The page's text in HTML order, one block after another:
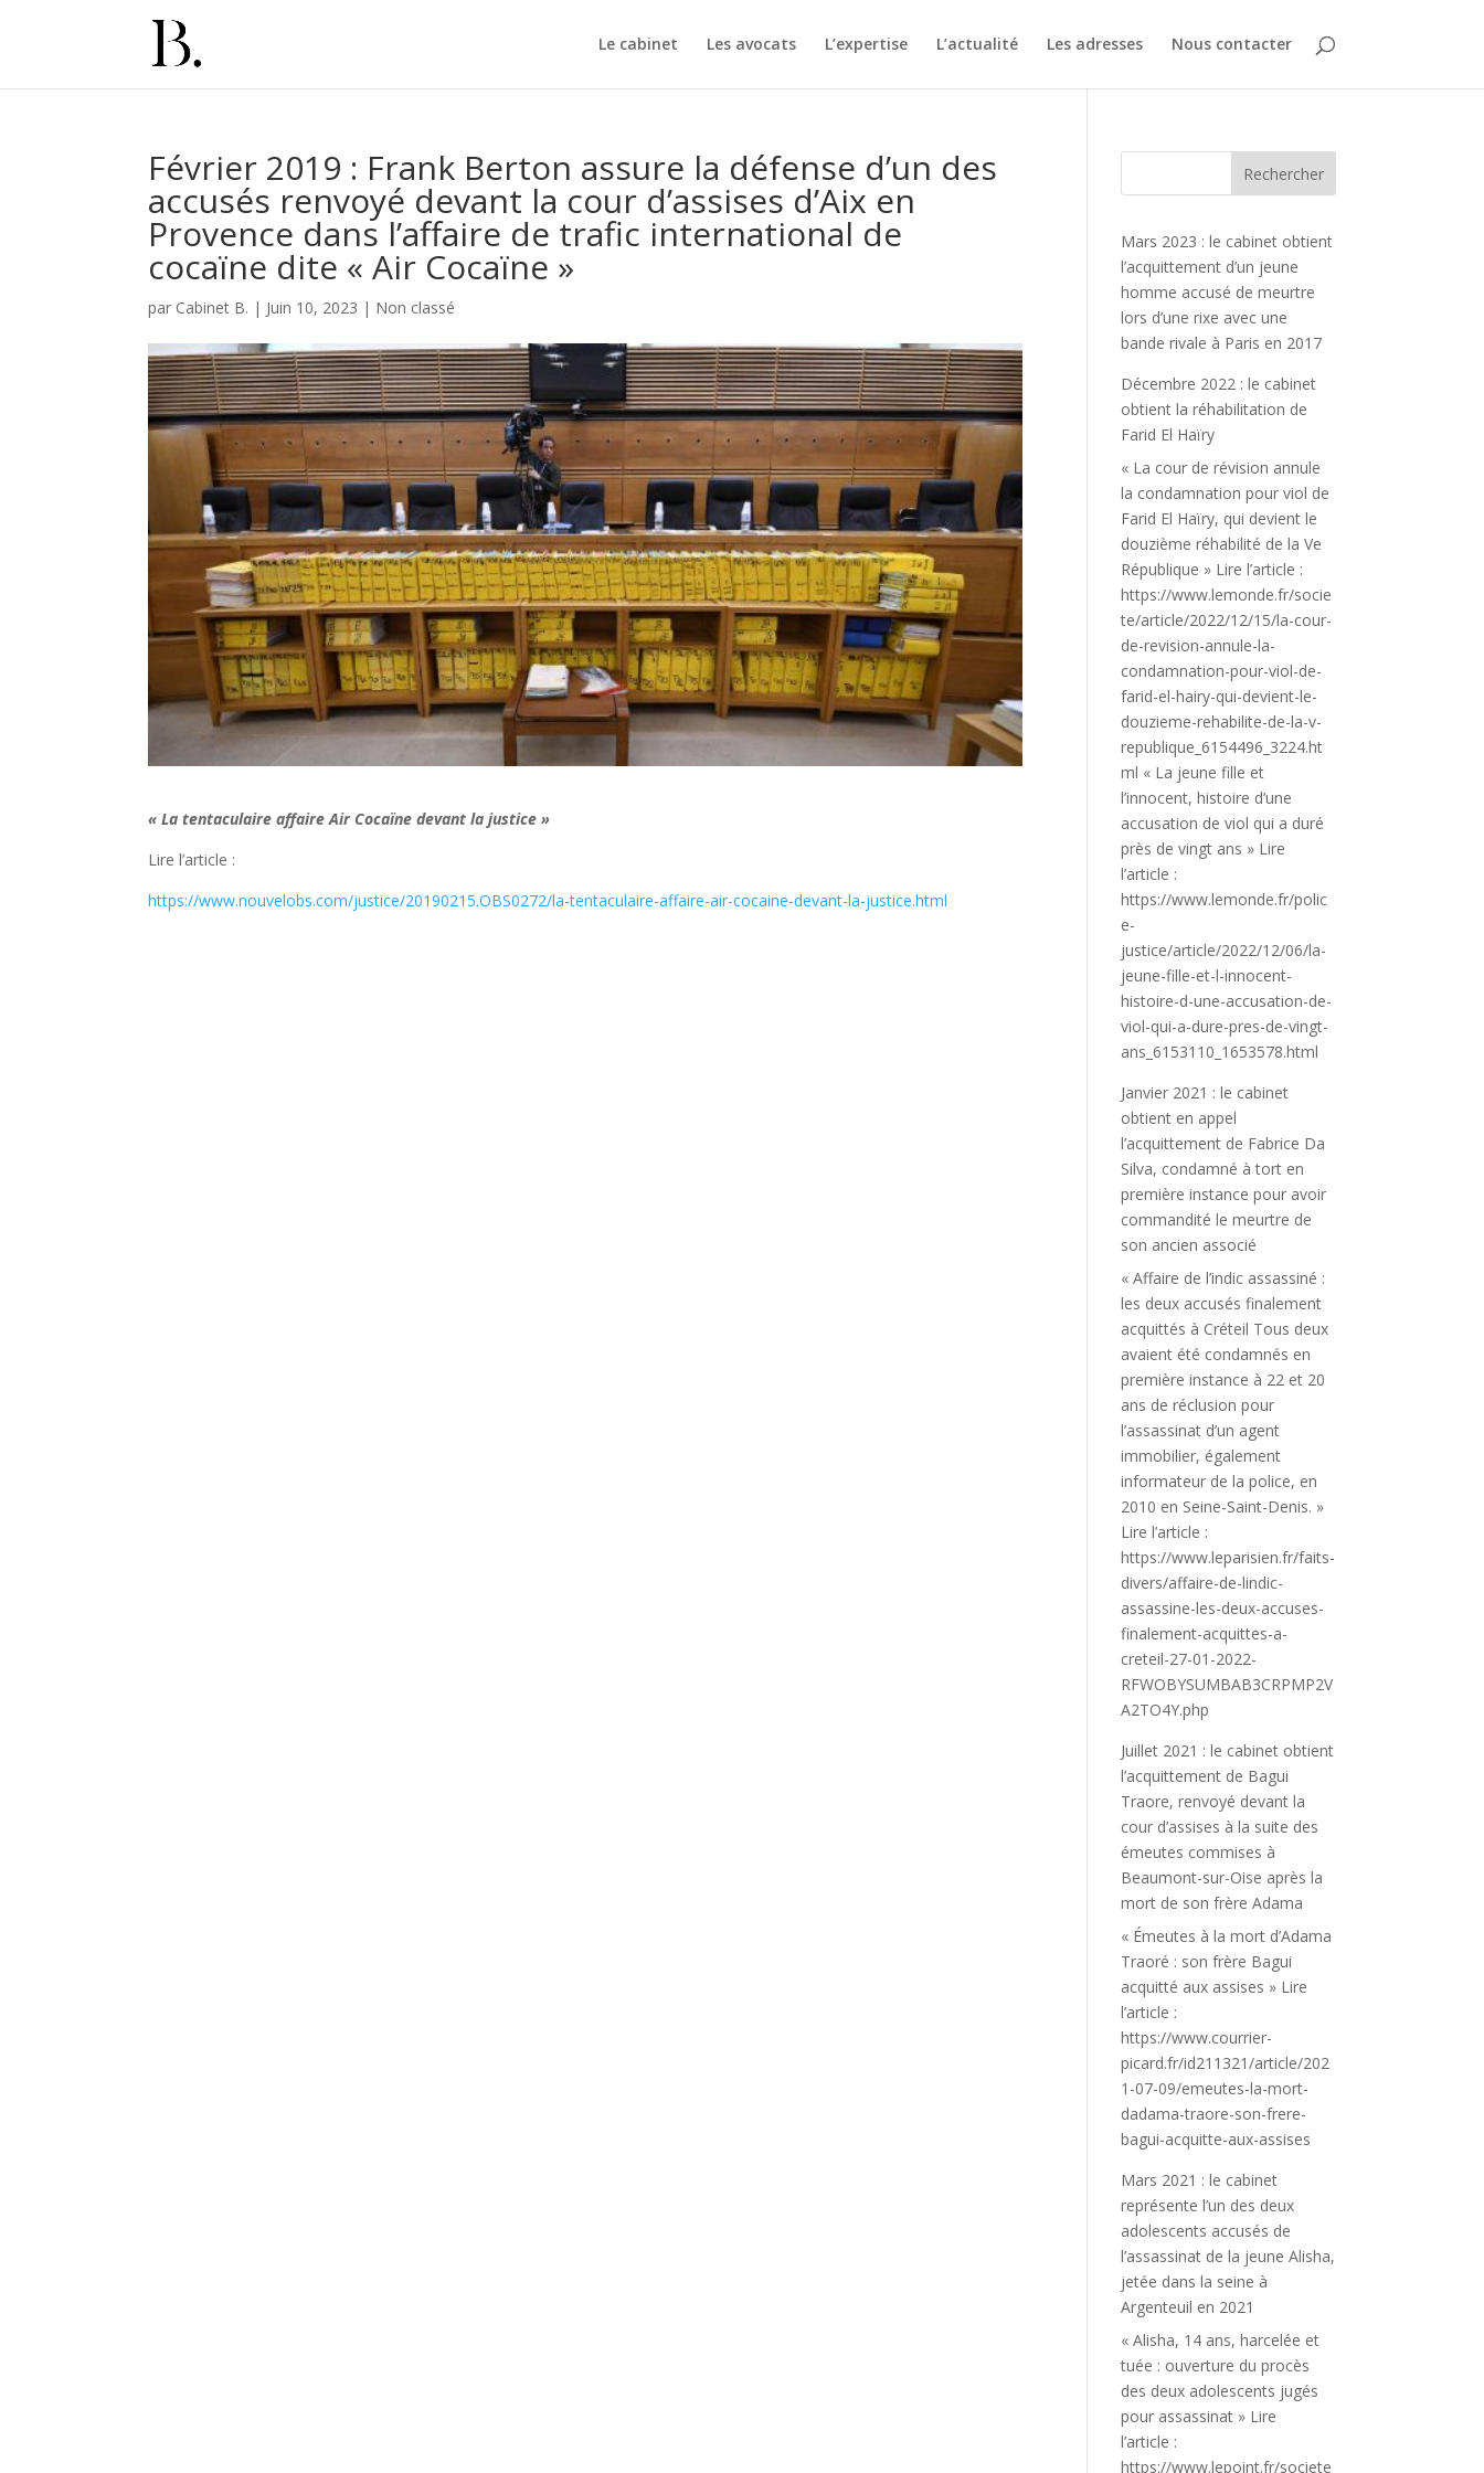
Le cabinet Les avocats L’expertise L’actualité Les adresses Nous contacter
Février 2019 : Frank Berton assure la défense d’un des
accusés renvoyé devant la cour d’assises d’Aix en
Provence dans l’affaire de trafic international de
cocaïne dite « Air Cocaïne »
par Cabinet B. | Juin 10, 2023 | Non classé
« La tentaculaire affaire Air Cocaïne devant la justice »
Lire l’article :
https://www.nouvelobs.com/justice/20190215.OBS0272/la-tentaculaire-affaire-air-cocaine-devant-la-justice.html
Mars 2023 : le cabinet obtient
l’acquittement d’un jeune
homme accusé de meurtre
lors d’une rixe avec une
bande rivale à Paris en 2017
Décembre 2022 : le cabinet
obtient la réhabilitation de
Farid El Haïry
« La cour de révision annule
la condamnation pour viol de
Farid El Haïry, qui devient le
douzième réhabilité de la Ve
République » Lire l’article :
https://www.lemonde.fr/socie
te/article/2022/12/15/la-cour-
de-revision-annule-la-
condamnation-pour-viol-de-
farid-el-hairy-qui-devient-le-
douzieme-rehabilite-de-la-v-
republique_6154496_3224.ht
ml « La jeune fille et
l’innocent, histoire d’une
accusation de viol qui a duré
près de vingt ans » Lire
l’article :
https://www.lemonde.fr/polic
e-
justice/article/2022/12/06/la-
jeune-fille-et-l-innocent-
histoire-d-une-accusation-de-
viol-qui-a-dure-pres-de-vingt-
ans_6153110_1653578.html
Janvier 2021 : le cabinet
obtient en appel
l’acquittement de Fabrice Da
Silva, condamné à tort en
première instance pour avoir
commandité le meurtre de
son ancien associé
« Affaire de l’indic assassiné :
les deux accusés finalement
acquittés à Créteil Tous deux
avaient été condamnés en
première instance à 22 et 20
ans de réclusion pour
l’assassinat d’un agent
immobilier, également
informateur de la police, en
2010 en Seine-Saint-Denis. »
Lire l’article :
https://www.leparisien.fr/faits-
divers/affaire-de-lindic-
assassine-les-deux-accuses-
finalement-acquittes-a-
creteil-27-01-2022-
RFWOBYSUMBAB3CRPMP2V
A2TO4Y.php
Juillet 2021 : le cabinet obtient
l’acquittement de Bagui
Traore, renvoyé devant la
cour d’assises à la suite des
émeutes commises à
Beaumont-sur-Oise après la
mort de son frère Adama
« Émeutes à la mort d’Adama
Traoré : son frère Bagui
acquitté aux assises » Lire
l’article :
https://www.courrier-
picard.fr/id211321/article/202
1-07-09/emeutes-la-mort-
dadama-traore-son-frere-
bagui-acquitte-aux-assises
Mars 2021 : le cabinet
représente l’un des deux
adolescents accusés de
l’assassinat de la jeune Alisha,
jetée dans la seine à
Argenteuil en 2021
« Alisha, 14 ans, harcelée et
tuée : ouverture du procès
des deux adolescents jugés
pour assassinat » Lire
l’article :
https://www.lepoint.fr/societe